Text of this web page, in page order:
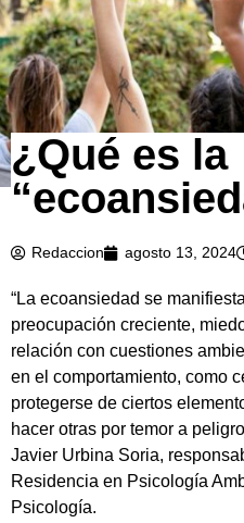
¿Qué es la
Redaccion agosto 13, 2024
“La ecoansiedad se
preocupación creciente,
relación con cuestiones
en el comportamiento, como
protegerse de ciertos
hacer otras por temor a
Javier Urbina Soria,
Residencia en Psicología
Psicología.